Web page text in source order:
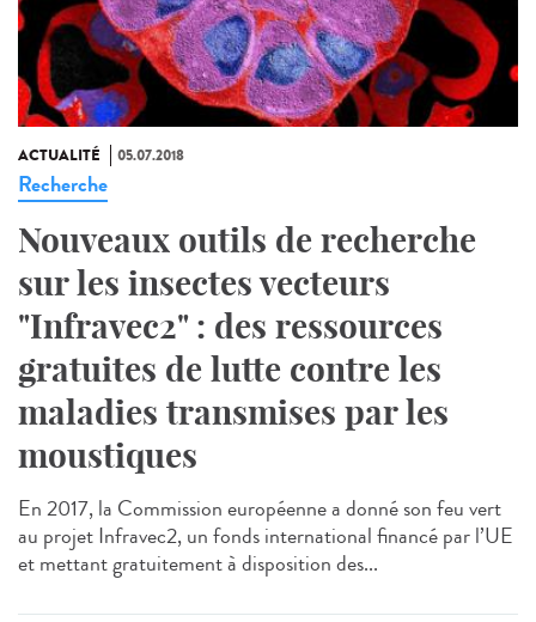
ACTUALITÉ 05.07.2018
Recherche
Nouveaux outils de recherche
sur les insectes vecteurs
"Infravec2" : des ressources
gratuites de lutte contre les
maladies transmises par les
moustiques
En 2017, la Commission européenne a donné son feu vert
au projet Infravec2, un fonds international financé par l’UE
et mettant gratuitement à disposition des...